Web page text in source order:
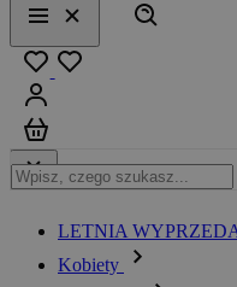
Menu
Zamknij
LETNIA
Kobiety